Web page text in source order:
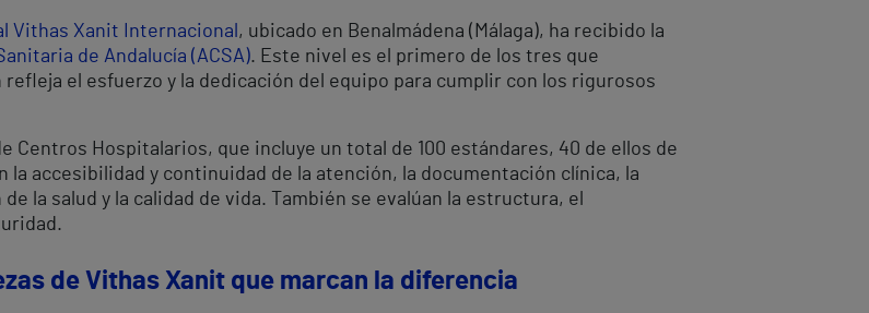
Vithas Xanit Internacional , ubicado en Benalmádena (Málaga), ha recibido la
de Andalucía (ACSA). Este nivel es el primero de los tres que
el esfuerzo y la dedicación del equipo para cumplir con los rigurosos
Centros Hospitalarios, que incluye un total de 100 estándares, 40 de ellos de
accesibilidad y continuidad de la atención, la documentación clínica, la
la salud y la calidad de vida. También se evalúan la estructura, el
de Vithas Xanit que marcan la diferencia